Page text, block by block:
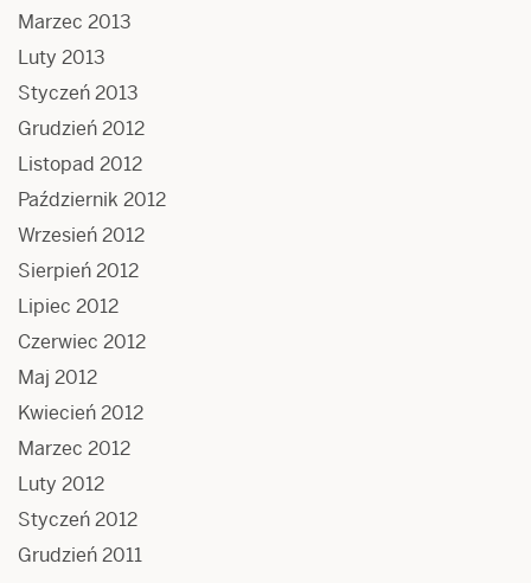
Marzec 2013
Luty 2013
Styczeń 2013
Grudzień 2012
Listopad 2012
Październik 2012
Wrzesień 2012
Sierpień 2012
Lipiec 2012
Czerwiec 2012
Maj 2012
Kwiecień 2012
Marzec 2012
Luty 2012
Styczeń 2012
Grudzień 2011